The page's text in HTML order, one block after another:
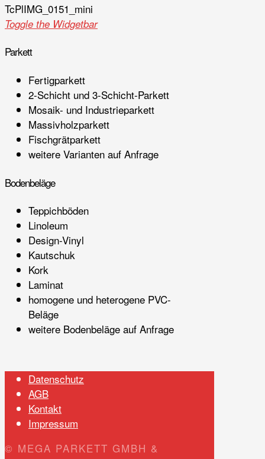
TcPlIMG_0151_mini
Toggle the Widgetbar
Parkett
Fertigparkett
2-Schicht und 3-Schicht-Parkett
Mosaik- und Industrieparkett
Massivholzparkett
Fischgrätparkett
weitere Varianten auf Anfrage
Bodenbeläge
Teppichböden
Linoleum
Design-Vinyl
Kautschuk
Kork
Laminat
homogene und heterogene PVC-
Beläge
weitere Bodenbeläge auf Anfrage
Datenschutz
AGB
Kontakt
Impressum
© MEGA PARKETT GMBH &